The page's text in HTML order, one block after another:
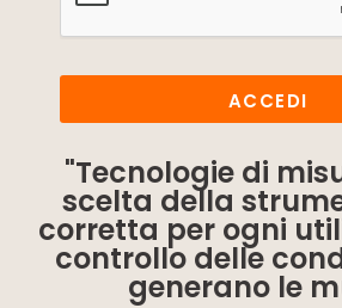
ACCEDI
"Tecnologie di
scelta della
corretta per ogni
controllo delle
generano le